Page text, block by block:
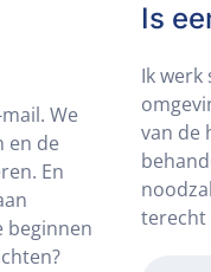
We
en de
En
beginnen
Is
Ik werk
van de
terecht